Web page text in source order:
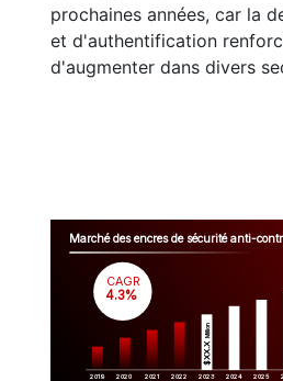
prochaines années, car la
et d'authentification
d'augmenter dans divers
Marché des encres de sécurité anti-
2019 2020 2021 2022 2023 2024 2025
$XX.X
Million
CAGR
4.3%